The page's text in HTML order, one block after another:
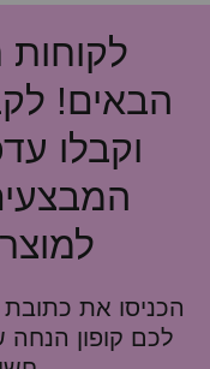
הבאים!
וקבלו
הכניסו את